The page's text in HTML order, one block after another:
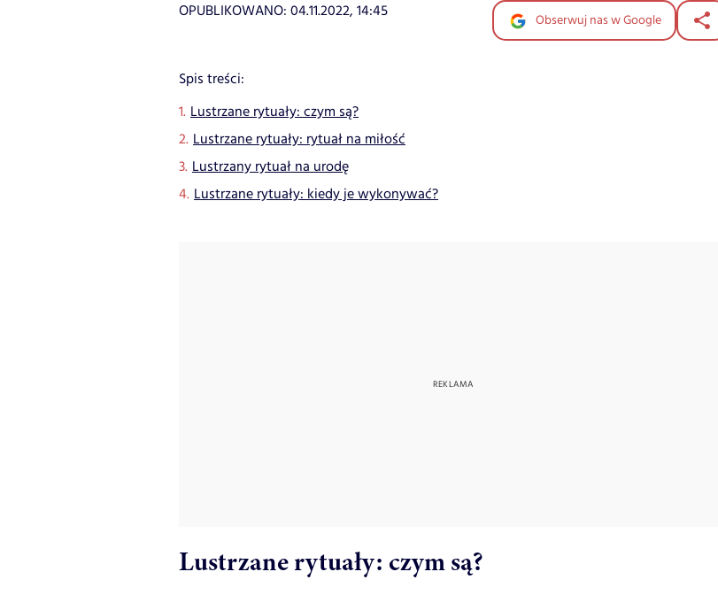
OPUBLIKOWANO: 04.11.2022, 14:45 Obserwuj nas w Google
Spis treści:
Lustrzane rytuały: czym są?
Lustrzane rytuały: rytuał na miłość
Lustrzany rytuał na urodę
Lustrzane rytuały: kiedy je wykonywać?
Lustrzane rytuały: czym są?